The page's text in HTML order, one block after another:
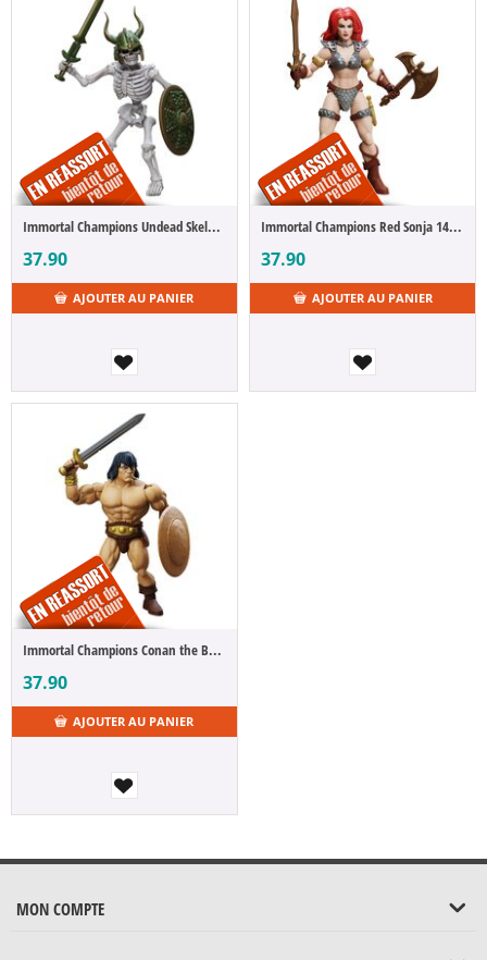
Immortal Champions Undead Skeletal Guardian 14 cm
37.90
AJOUTER AU PANIER
Immortal Champions Red Sonja 14 cm
37.90
AJOUTER AU PANIER
Immortal Champions Conan the Barbarian 14 cm
37.90
AJOUTER AU PANIER
MON COMPTE